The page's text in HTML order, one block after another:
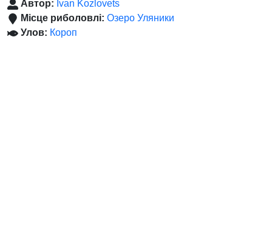
Автор: Ivan Kozlovets
Місце риболовлі: Озеро Уляники
Улов: Короп